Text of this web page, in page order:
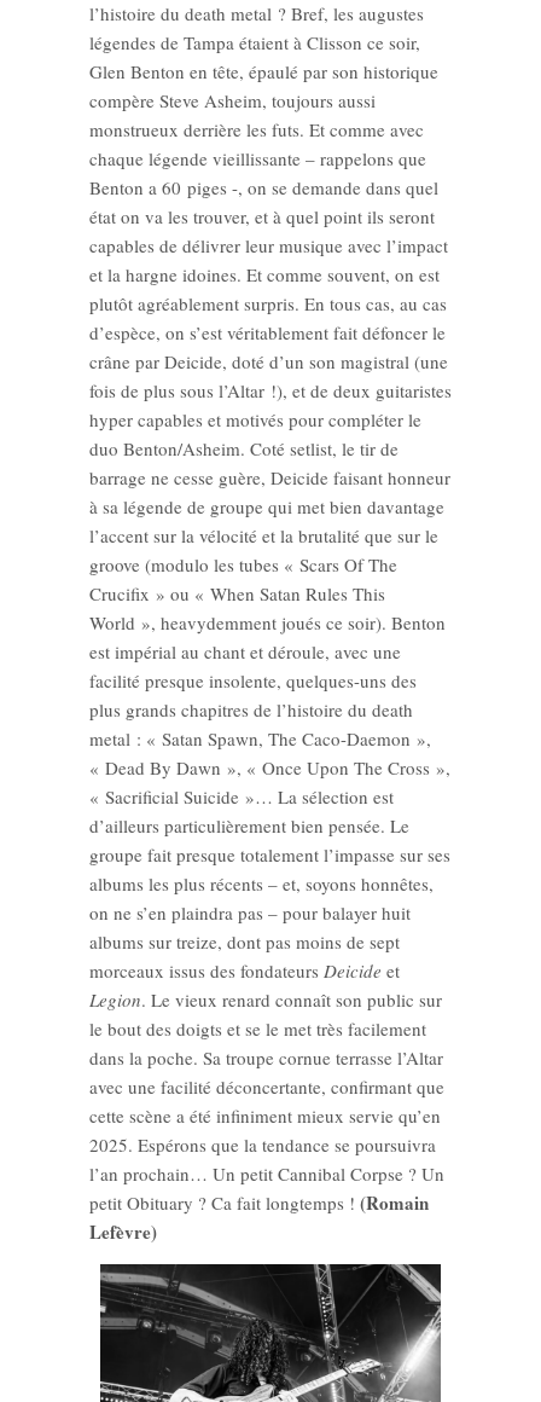
l’histoire du death metal ? Bref, les augustes
légendes de Tampa étaient à Clisson ce soir,
Glen Benton en tête, épaulé par son historique
compère Steve Asheim, toujours aussi
monstrueux derrière les futs. Et comme avec
chaque légende vieillissante – rappelons que
Benton a 60 piges -, on se demande dans quel
état on va les trouver, et à quel point ils seront
capables de délivrer leur musique avec l’impact
et la hargne idoines. Et comme souvent, on est
plutôt agréablement surpris. En tous cas, au cas
d’espèce, on s’est véritablement fait défoncer le
crâne par Deicide, doté d’un son magistral (une
fois de plus sous l’Altar !), et de deux guitaristes
hyper capables et motivés pour compléter le
duo Benton/Asheim. Coté setlist, le tir de
barrage ne cesse guère, Deicide faisant honneur
à sa légende de groupe qui met bien davantage
l’accent sur la vélocité et la brutalité que sur le
groove (modulo les tubes « Scars Of The
Crucifix » ou « When Satan Rules This
World », heavydemment joués ce soir). Benton
est impérial au chant et déroule, avec une
facilité presque insolente, quelques-uns des
plus grands chapitres de l’histoire du death
metal : « Satan Spawn, The Caco-Daemon »,
« Dead By Dawn », « Once Upon The Cross »,
« Sacrificial Suicide »… La sélection est
d’ailleurs particulièrement bien pensée. Le
groupe fait presque totalement l’impasse sur ses
albums les plus récents – et, soyons honnêtes,
on ne s’en plaindra pas – pour balayer huit
albums sur treize, dont pas moins de sept
morceaux issus des fondateurs Deicide et
Legion. Le vieux renard connaît son public sur
le bout des doigts et se le met très facilement
dans la poche. Sa troupe cornue terrasse l’Altar
avec une facilité déconcertante, confirmant que
cette scène a été infiniment mieux servie qu’en
2025. Espérons que la tendance se poursuivra
l’an prochain… Un petit Cannibal Corpse ? Un
petit Obituary ? Ca fait longtemps ! (Romain
Lefèvre)